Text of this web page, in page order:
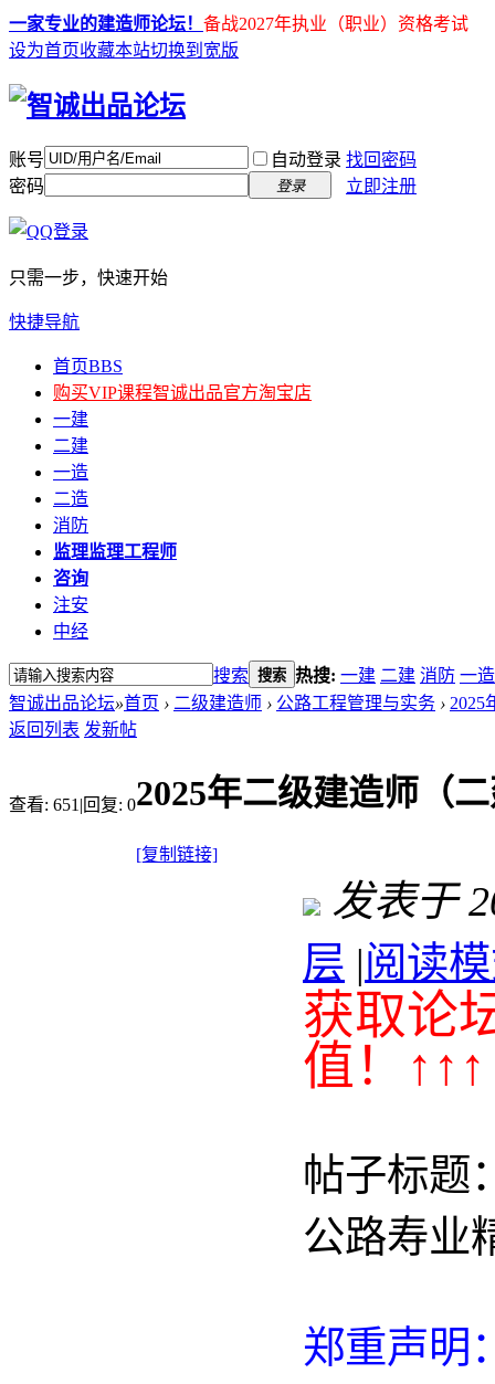
一家专业的建造师论坛！ 备战2027年执业（职业）资格考试
设为首页收藏本站切换到宽版
账号 自动登录 找回密码
密码
登录 立即注册
只需一步，快速开始
快捷导航
首页BBS
购买VIP课程智诚出品官方淘宝店
一建
二建
一造
二造
消防
监理监理工程师
咨询
注安
中经
搜索 搜索 热搜: 一建 二建 消防 一造
智诚出品论坛»首页 › 二级建造师 › 公路工程管理与实务 › 2025
返回列表 发新帖
查看: 651 |回复: 02025年二级建造师（
[复制链接]
发表于
层 |阅读
获取论
值！↑↑↑
帖子标题
公路寿业
郑重声明